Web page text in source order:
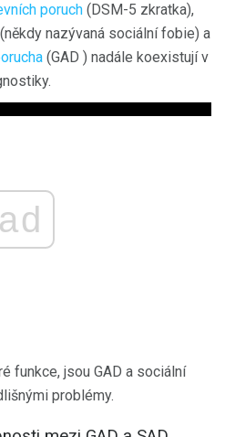
poruch (DSM-5 zkratka),
(někdy nazývaná sociální fobie) a
(GAD ) nadále koexistují v
ad
funkce, jsou GAD a sociální
problémy.